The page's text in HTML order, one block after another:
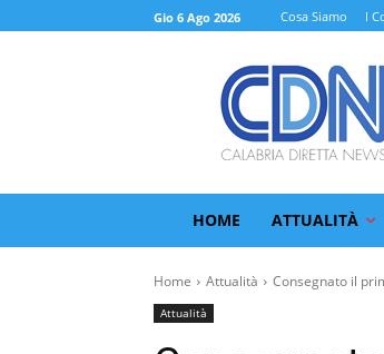
Gio 6 Ago 2026 Cosa Siamo I
HOME ATTUALITÀ
Home Attualità Consegnato il
Attualità